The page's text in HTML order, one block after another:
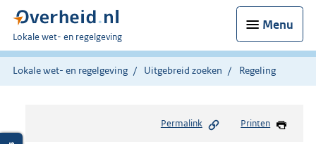
Menu
U
bent
hier:
Lokale wet- en regelgeving
Lokale wet- en regelgeving Uitgebreid zoeken Regeling
Permalink Printen